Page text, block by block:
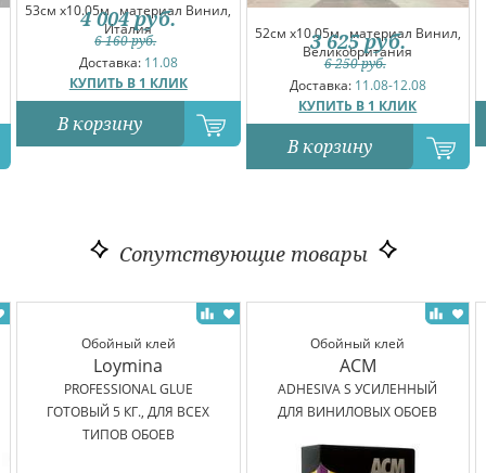
53см x10.05м, материал Винил,
Италия
Доставка: 11.08
КУПИТЬ В 1 КЛИК
6 160руб.
4 004 руб.
В корзину
52см x10.05м, материал Винил,
Великобритания
Доставка: 11.08-12.08
КУПИТЬ В 1 КЛИК
6 250руб.
3 625 руб.
В корзину
Сопутствующие товары
Обойный клей
Loymina
PROFESSIONAL GLUE
ГОТОВЫЙ 5 КГ., ДЛЯ ВСЕХ
ТИПОВ ОБОЕВ
Обойный клей
ACM
ADHESIVA S УСИЛЕННЫЙ
ДЛЯ ВИНИЛОВЫХ ОБОЕВ